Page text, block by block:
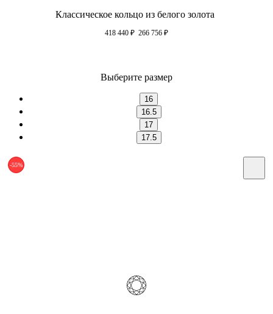
Классическое кольцо из белого золота
418 440 ₽ 266 756 ₽
Выберите размер
16
16.5
17
17.5
-55%